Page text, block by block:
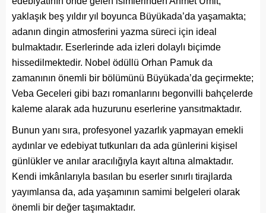
yaklaşık beş yıldır yıl boyunca Büyükada’da yaşamakta;
adanın dingin atmosferini yazma süreci için ideal
bulmaktadır. Eserlerinde ada izleri dolaylı biçimde
hissedilmektedir. Nobel ödüllü Orhan Pamuk da
zamanının önemli bir bölümünü Büyükada’da geçirmekte;
Veba Geceleri gibi bazı romanlarını begonvilli bahçelerde
kaleme alarak ada huzurunu eserlerine yansıtmaktadır.
Bunun yanı sıra, profesyonel yazarlık yapmayan emekli
aydınlar ve edebiyat tutkunları da ada günlerini kişisel
günlükler ve anılar aracılığıyla kayıt altına almaktadır.
Kendi imkânlarıyla basılan bu eserler sınırlı tirajlarda
yayımlansa da, ada yaşamının samimi belgeleri olarak
önemli bir değer taşımaktadır.